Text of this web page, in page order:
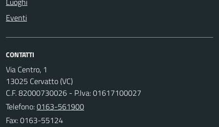
Eventi
CONTATTI
Via Centro, 1
13025 Cervatto (VC)
C.F. 82000730026 - P.Iva: 01617100027
Telefono:0163-561900
Fax: 0163-55124